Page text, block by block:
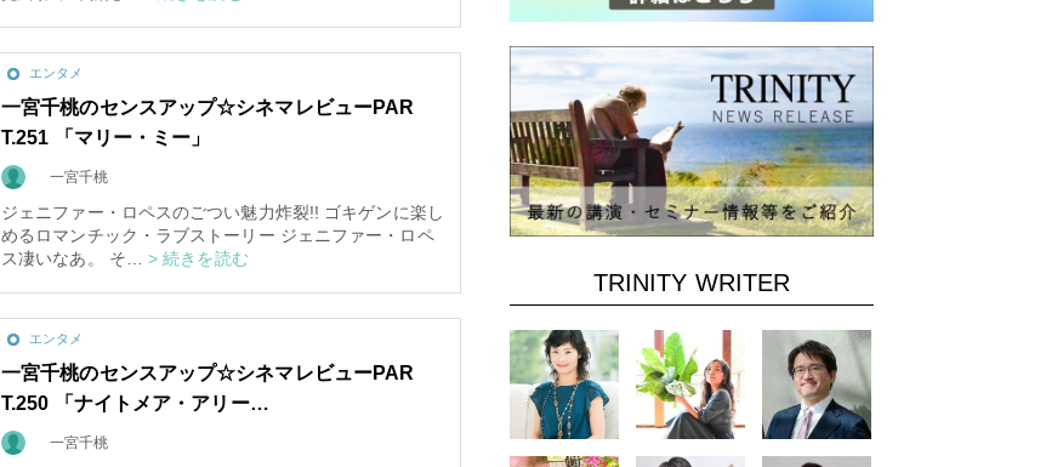
エンタメ
一宮千桃のセンスアップ☆シネマレビューPAR
T.251 「マリー・ミー」
一宮千桃
ジェニファー・ロペスのごつい魅力炸裂!! ゴキゲンに楽し
めるロマンチック・ラブストーリー ジェニファー・ロペ
ス凄いなあ。 そ… > 続きを読む
エンタメ
一宮千桃のセンスアップ☆シネマレビューPAR
T.250 「ナイトメア・アリー…
一宮千桃
TRINITY WRITER